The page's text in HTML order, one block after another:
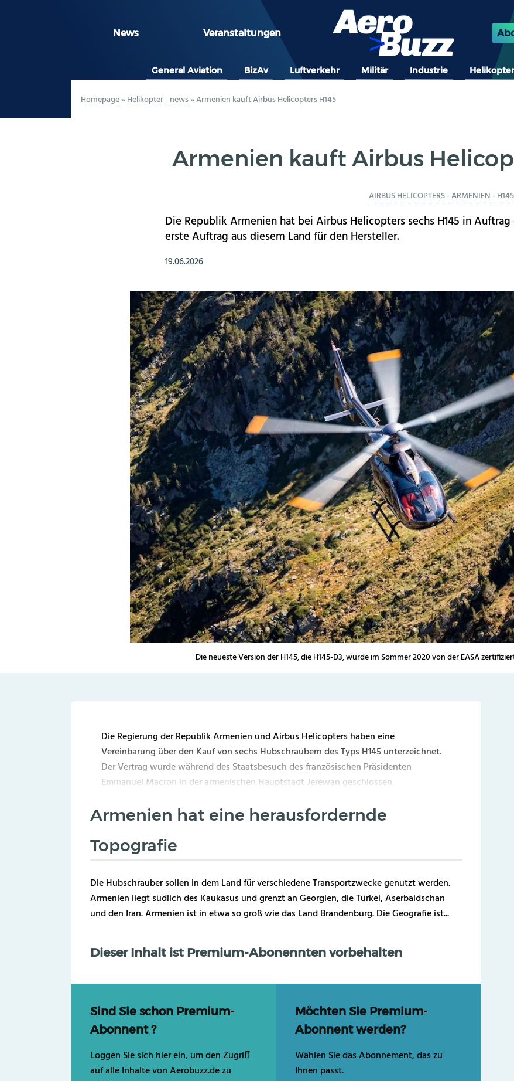
News Veranstaltungen
General Aviation BizAv Luftverkehr Militär Industrie
Homepage»Helikopter - news»Armenien kauft Airbus Helicopters H145
Armenien kauft Airbus
AIRBUS HELICOPTERS-ARMENIEN-
Die Republik Armenien hat bei Airbus Helicopters sechs H145 in
erste Auftrag aus diesem Land für den Hersteller.
19.06.2026
Die neueste Version der H145, die H145-D3, wurde im Sommer 2020 von der EASA
Die Regierung der Republik Armenien und Airbus Helicopters haben eine
Vereinbarung über den Kauf von sechs Hubschraubern des Typs H145 unterzeichnet.
Der Vertrag wurde während des Staatsbesuch des französischen Präsidenten
Emmanuel Macron in der armenischen Hauptstadt Jerewan geschlossen.
Armenien hat eine herausfordernde
Topografie
Die Hubschrauber sollen in dem Land für verschiedene Transportzwecke genutzt werden.
Armenien liegt südlich des Kaukasus und grenzt an Georgien, die Türkei, Aserbaidschan
und den Iran. Armenien ist in etwa so groß wie das Land Brandenburg. Die Geografie ist...
Dieser Inhalt ist Premium-Abonennten vorbehalten
Sind Sie schon Premium-
Abonnent ?
Loggen Sie sich hier ein, um den Zugriff
auf alle Inhalte von Aerobuzz.de zu
Möchten Sie Premium-
Abonnent werden?
Wählen Sie das Abonnement, das zu
Ihnen passt.